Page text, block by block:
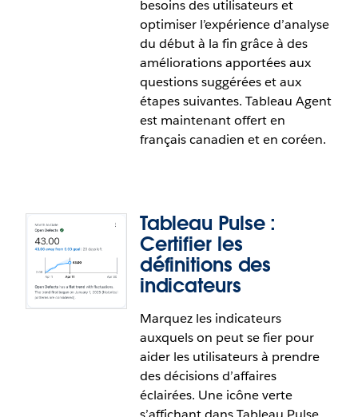
en adaptant les dates. Répondez aux besoins
propres aux rapports d’entreprise en utilisant des
définitions de calendrier sur mesure plutôt que le
calendrier grégorien.
besoins des utilisateurs et
optimiser l’expérience d’analyse
du début à la fin grâce à des
améliorations apportées aux
questions suggérées et aux
étapes suivantes. Tableau Agent
est maintenant offert en
français canadien et en coréen.
Tableau Agent : Améliorations
incrémentielles
La dernière version de Tableau Agent a été
améliorée pour mieux répondre aux besoins des
utilisateurs et optimiser l’expérience d’analyse du
début à la fin grâce à des améliorations apportées
aux questions suggérées et aux étapes suivantes.
Tableau Agent est maintenant offert en français
Tableau Pulse :
Certifier les
définitions des
indicateurs
Marquez les indicateurs
auxquels on peut se fier pour
aider les utilisateurs à prendre
des décisions d’affaires
éclairées. Une icône verte